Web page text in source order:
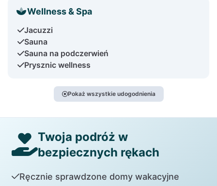
Wellness & Spa
Jacuzzi
Sauna
Sauna na podczerwień
Prysznic wellness
Pokaż wszystkie udogodnienia
Twoja podróż w
bezpiecznych rękach
Ręcznie sprawdzone domy wakacyjne